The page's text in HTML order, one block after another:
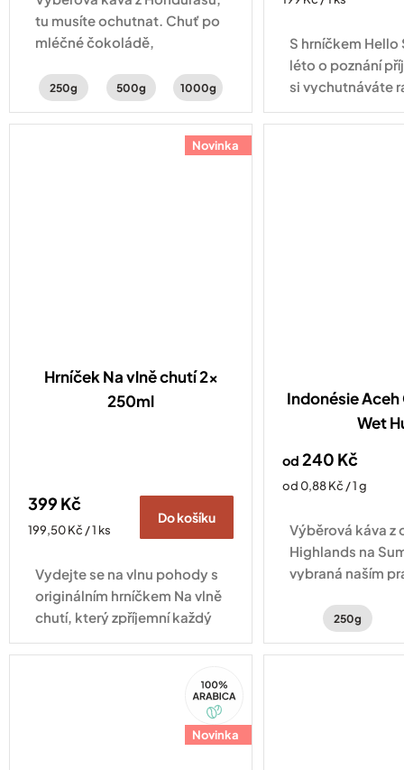
tu musíte ochutnat. Chuť po
mléčné čokoládě,
aciditou.
250g 500g 1000g
S hrníčkem Hello
léto o poznání
si vychutnáváte
cappuccino na
odpolední
Novinka
Hrníček Na vlně chutí 2x
250ml
399 Kč
Měrná
199,50 Kč / 1 ks
Do košíku
Vydejte se na vlnu pohody s
originálním hrníčkem Na vlně
chutí, který zpříjemní každý
okamžik s vaším oblíbeným
nápojem.
Indonésie
Wet
od 240 Kč
Měrná
od 0,88 Kč / 1 g
Výběrová káva z
Highlands na
vybraná naším
250g
Novinka
Arabica